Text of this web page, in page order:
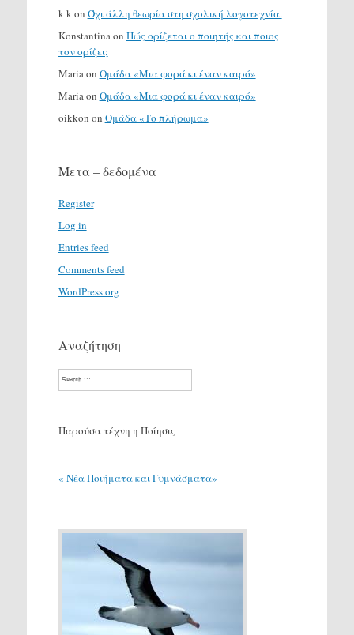
k k on Όχι άλλη θεωρία στη σχολική λογοτεχνία.
Konstantina on Πώς ορίζεται ο ποιητής και ποιος
τον ορίζει;
Maria on Ομάδα «Μια φορά κι έναν καιρό»
Maria on Ομάδα «Μια φορά κι έναν καιρό»
oikkon on Ομάδα «Το πλήρωμα»
Μετα – δεδομένα
Register
Log in
Entries feed
Comments feed
WordPress.org
Αναζήτηση
Search
Παρούσα τέχνη η Ποίησις
« Νέα Ποιήματα και Γυμνάσματα»